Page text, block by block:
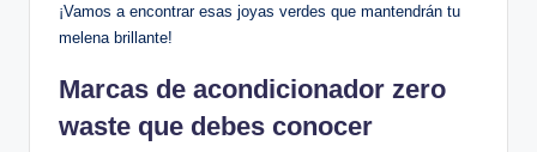
¡Vamos a encontrar esas joyas verdes que mantendrán tu
melena brillante!
Marcas de acondicionador zero
waste que debes conocer